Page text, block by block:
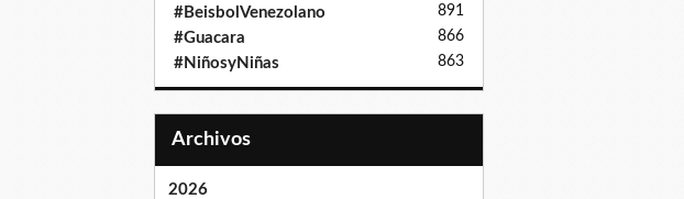
#BeisbolVenezolano 891
#Guacara 866
#NiñosyNiñas 863
Archivos
2026